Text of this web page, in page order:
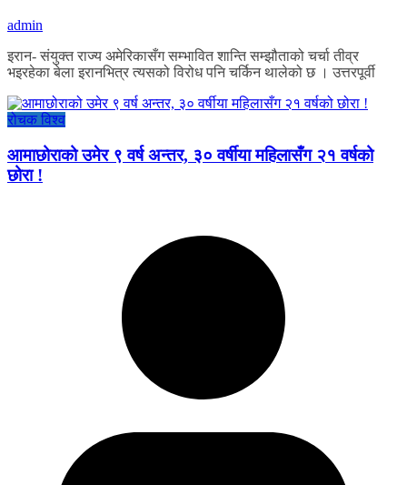
admin
इरान- संयुक्त राज्य अमेरिकासँग सम्भावित शान्ति सम्झौताको चर्चा तीव्र
भइरहेका बेला इरानभित्र त्यसको विरोध पनि चर्किन थालेको छ । उत्तरपूर्वी
रोचक विश्व
आमाछोराको उमेर ९ वर्ष अन्तर, ३० वर्षीया महिलासँग २१ वर्षको
छोरा !